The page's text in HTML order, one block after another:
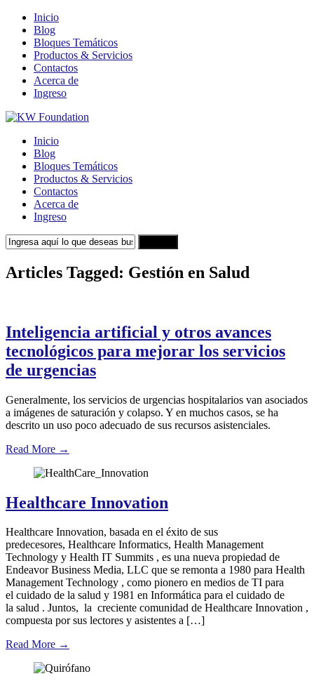
Inicio
Blog
Bloques Temáticos
Productos & Servicios
Contactos
Acerca de
Ingreso
Inicio
Blog
Bloques Temáticos
Productos & Servicios
Contactos
Acerca de
Ingreso
Articles Tagged: Gestión en Salud
Inteligencia artificial y otros avances
tecnológicos para mejorar los servicios
de urgencias
Generalmente, los servicios de urgencias hospitalarios van asociados
a imágenes de saturación y colapso. Y en muchos casos, se ha
descrito un uso poco adecuado de sus recursos asistenciales.
Read More →
Healthcare Innovation
Healthcare Innovation, basada en el éxito de sus
predecesores, Healthcare Informatics, Health Management
Technology y Health IT Summits , es una nueva propiedad de
Endeavor Business Media, LLC que se remonta a 1980 para Health
Management Technology , como pionero en medios de TI para
el cuidado de la salud y 1981 en Informática para el cuidado de
la salud . Juntos, la creciente comunidad de Healthcare Innovation ,
compuesta por sus lectores y asistentes a […]
Read More →